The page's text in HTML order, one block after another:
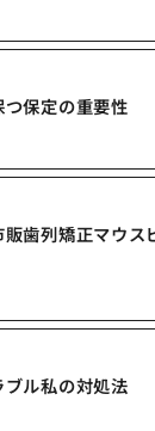
保定の重要性
歯列矯正マウス
ル私の対処法